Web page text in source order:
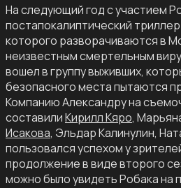
На следующий год с участием
постапокалиптический
которого разворачиваются в
неизвестным смертельным
вошел в группу выживших,
безопасного места пытаются
Компанию Александру на
составилиКирилл Кяро,
Исакова, Эльдар Калинулин,
пользовался успехом у
продолжение в виде второго
можно было увидеть Робака на